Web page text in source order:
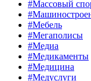
#Массовый
#Мебель
#Мегаполисы
#Медиа
#Медикаменты
#Медицина
#Медуслуги